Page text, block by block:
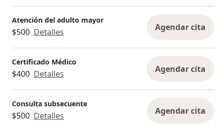
Atención del adulto mayor
$500 Detalles Agendar cita
Certificado Médico
$400 Detalles Agendar cita
Consulta subsecuente
$500 Detalles Agendar cita